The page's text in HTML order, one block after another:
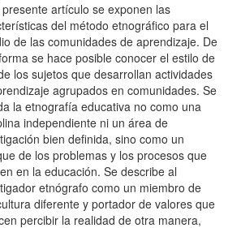
presente artículo se exponen las
del método etnográfico para el
de las comunidades de aprendizaje. De
se hace posible conocer el estilo de
los sujetos que desarrollan actividades
agrupados en comunidades. Se
la etnografía educativa no como una
independiente ni un área de
bien definida, sino como un
de los problemas y los procesos que
en la educación. Se describe al
etnógrafo como un miembro de
diferente y portador de valores que
percibir la realidad de otra manera,